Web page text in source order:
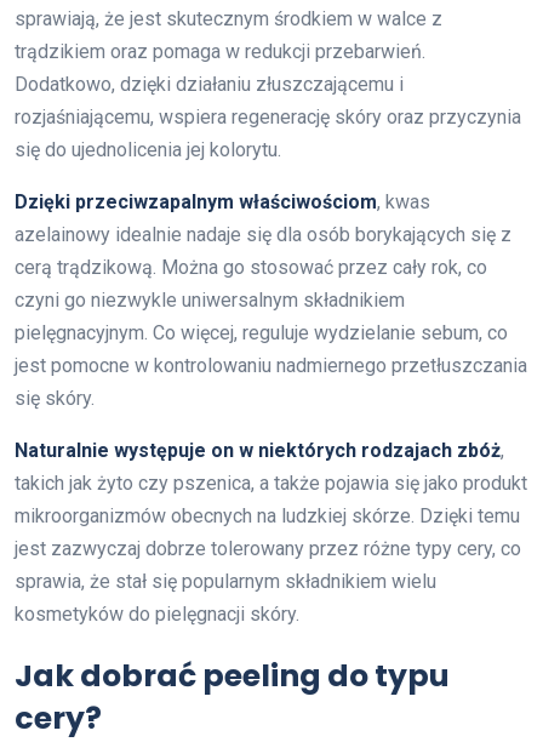
sprawiają, że jest skutecznym środkiem w walce z
trądzikiem oraz pomaga w redukcji przebarwień.
Dodatkowo, dzięki działaniu złuszczającemu i
rozjaśniającemu, wspiera regenerację skóry oraz przyczynia
się do ujednolicenia jej kolorytu.
Dzięki przeciwzapalnym właściwościom, kwas
azelainowy idealnie nadaje się dla osób borykających się z
cerą trądzikową. Można go stosować przez cały rok, co
czyni go niezwykle uniwersalnym składnikiem
pielęgnacyjnym. Co więcej, reguluje wydzielanie sebum, co
jest pomocne w kontrolowaniu nadmiernego przetłuszczania
się skóry.
Naturalnie występuje on w niektórych rodzajach zbóż,
takich jak żyto czy pszenica, a także pojawia się jako produkt
mikroorganizmów obecnych na ludzkiej skórze. Dzięki temu
jest zazwyczaj dobrze tolerowany przez różne typy cery, co
sprawia, że stał się popularnym składnikiem wielu
kosmetyków do pielęgnacji skóry.
Jak dobrać peeling do typu
cery?